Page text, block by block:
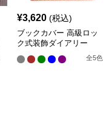
¥3,620 (税込)
ブックカバー 高級ロッ
ク式装飾ダイアリー
全5色